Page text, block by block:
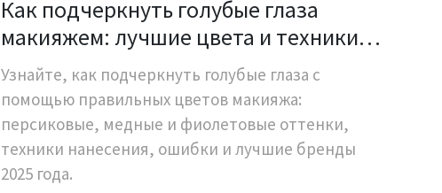
Как подчеркнуть голубые глаза
макияжем: лучшие цвета и техники
для максимального контраста
Узнайте, как подчеркнуть голубые глаза с
помощью правильных цветов макияжа:
персиковые, медные и фиолетовые оттенки,
техники нанесения, ошибки и лучшие бренды
2025 года.